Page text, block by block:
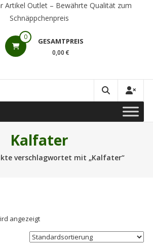
Artikel Outlet – Bewährte Qualität zum
Schnäppchenpreis
0 GESAMTPREIS
0,00 €
Kalfater
verschlagwortet mit „Kalfater“
angezeigt